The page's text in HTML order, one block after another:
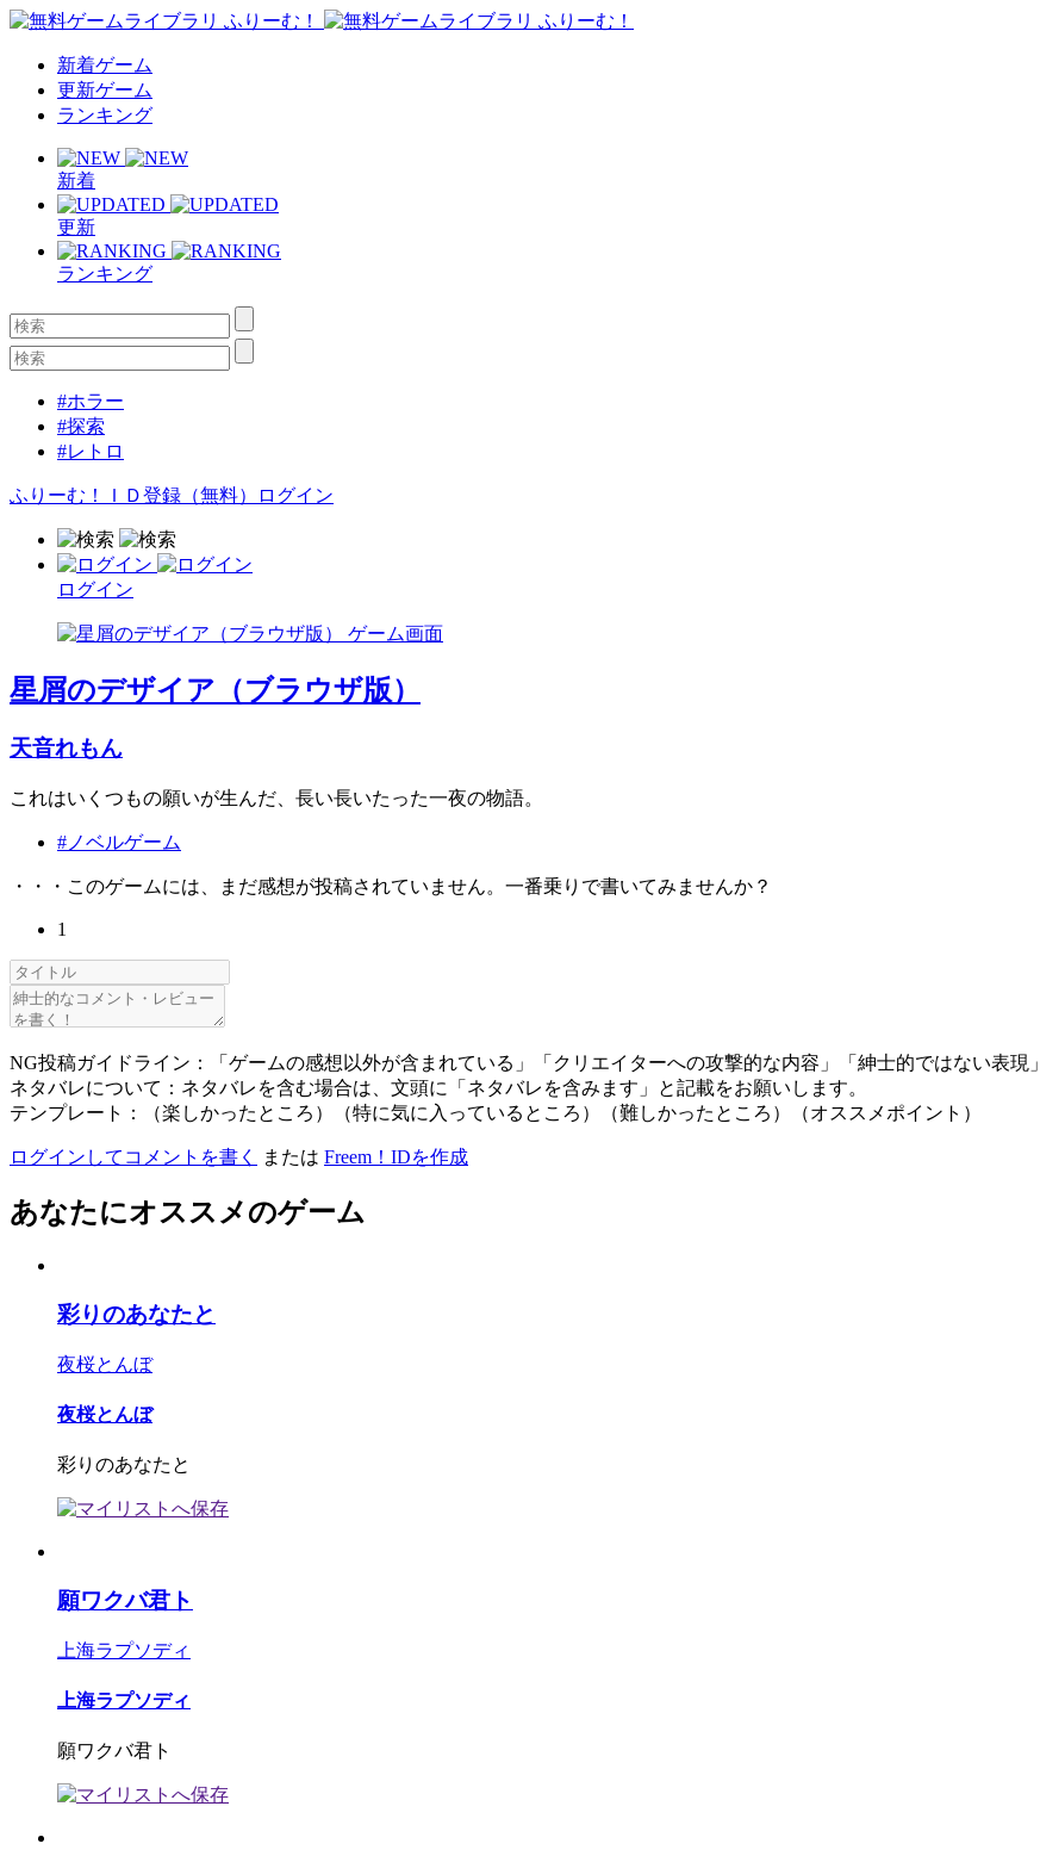
新着ゲーム
更新ゲーム
ランキング
新着
更新
ランキング
#ホラー
#探索
#レトロ
ふりーむ！ＩＤ登録（無料） ログイン
ログイン
星屑のデザイア（ブラウザ版）
天音れもん
これはいくつもの願いが生んだ、長い長いたった一夜の物語。
#ノベルゲーム
・・・このゲームには、まだ感想が投稿されていません。一番乗りで書いてみませんか？
1
NG投稿ガイドライン：「ゲームの感想以外が含まれている」「クリエイターへの攻撃的な内容」「紳士的ではない表現」
ネタバレについて：ネタバレを含む場合は、文頭に「ネタバレを含みます」と記載をお願いします。
テンプレート：（楽しかったところ）（特に気に入っているところ）（難しかったところ）（オススメポイント）
ログインしてコメントを書く または Freem！IDを作成
あなたにオススメのゲーム
彩りのあなたと
夜桜とんぼ
夜桜とんぼ
彩りのあなたと
願ワクバ君ト
上海ラプソディ
上海ラプソディ
願ワクバ君ト